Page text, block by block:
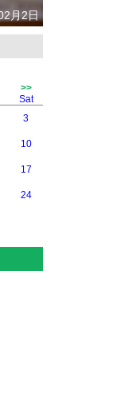
月2日
>>
Sat
3
10
17
24